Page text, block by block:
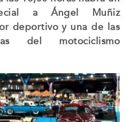
a Ángel Muñiz
deportivo y una de las
del motociclismo